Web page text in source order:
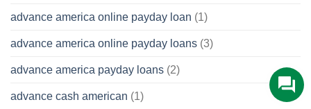
advance america online payday loan (1)
advance america online payday loans (3)
advance america payday loans (2)
advance cash american (1)